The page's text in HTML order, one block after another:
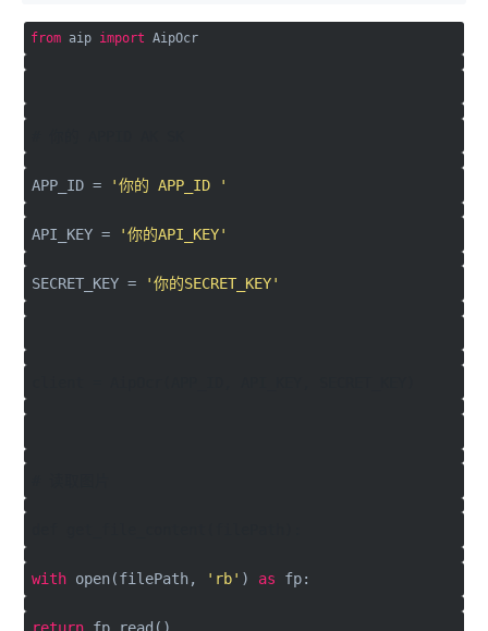
fromaip import AipOcr
APP_ID = '你的 APP_ID '
API_KEY = '你的API_KEY'
SECRET_KEY = '你的SECRET_KEY'
withopen(filePath, 'rb' ) as fp: